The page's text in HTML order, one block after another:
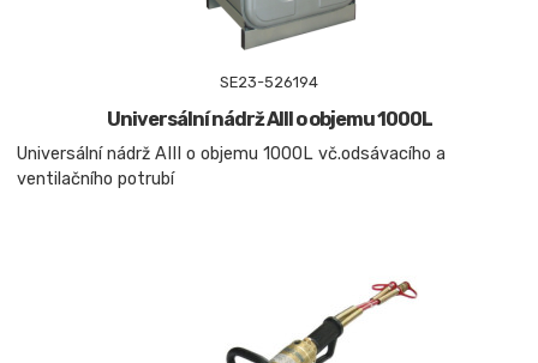
SE23-526194
Universální nádrž AIII o objemu 1000L
Universální nádrž AIII o objemu 1000L vč.odsávacího a
ventilačního potrubí